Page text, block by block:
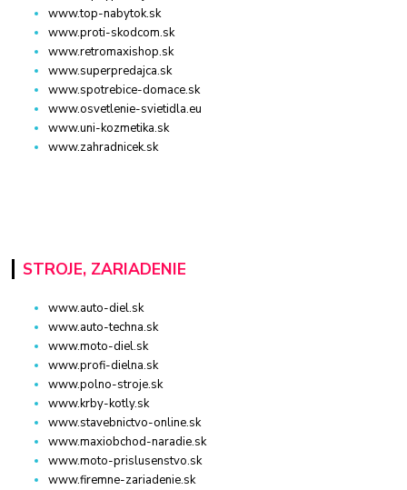
www.top-nabytok.sk
www.proti-skodcom.sk
www.retromaxishop.sk
www.superpredajca.sk
www.spotrebice-domace.sk
www.osvetlenie-svietidla.eu
www.uni-kozmetika.sk
www.zahradnicek.sk
STROJE, ZARIADENIE
www.auto-diel.sk
www.auto-techna.sk
www.moto-diel.sk
www.profi-dielna.sk
www.polno-stroje.sk
www.krby-kotly.sk
www.stavebnictvo-online.sk
www.maxiobchod-naradie.sk
www.moto-prislusenstvo.sk
www.firemne-zariadenie.sk